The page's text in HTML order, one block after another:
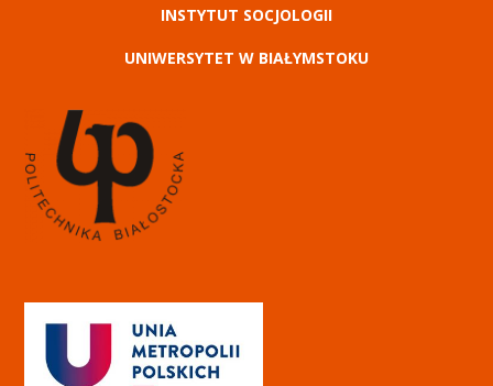
INSTYTUT SOCJOLOGII
UNIWERSYTET W BIAŁYMSTOKU